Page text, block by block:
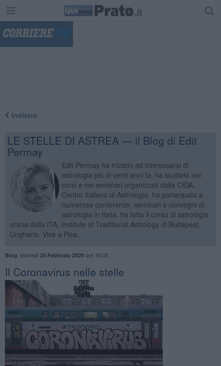
Indietro
LE STELLE DI ASTREA — il Blog di Edit
Permay
Edit Permay ha iniziato ad interessarsi di
astrologia più di venti anni fa, ha studiato nei
corsi e nei seminari organizzati dalla CIDA,
Centro Italiano di Astrologia, ha partecipato a
numerose conferenze, seminari e convegni di
astrologia in Italia, ha fatto il corso di astrologia
oraria della ITA, Institute of Traditional Astrology di Budapest,
Ungheria. Vive a Pisa.
Blog Martedì 25 Febbraio 2020ore 16:05
Il Coronavirus nelle stelle